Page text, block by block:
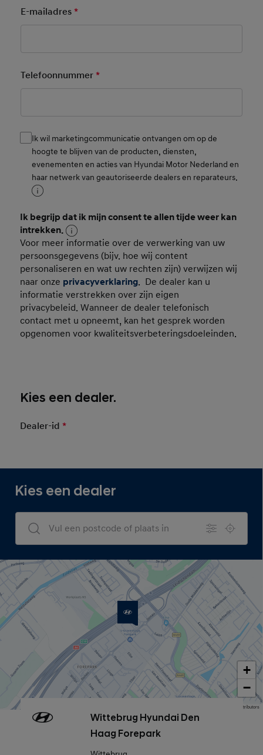
E-mailadres *Mandatory Field
Telefoonnummer *Mandatory Field
Consent
Ik wil marketingcommunicatie ontvangen om op de
hoogte te blijven van de producten, diensten,
evenementen en acties van Hyundai Motor Nederland en
haar netwerk van geautoriseerde dealers en reparateurs.
Consent Persoonsgegevens
Ik begrijp dat ik mijn consent te allen tijde weer kan
intrekken.
Voor meer informatie over de verwerking van uw
persoonsgegevens (bijv. hoe wij content
personaliseren en wat uw rechten zijn) verwijzen wij
naar onze privacyverklaring. De dealer kan u
informatie verstrekken over zijn eigen
privacybeleid. Wanneer de dealer telefonisch
contact met u opneemt, kan het gesprek worden
opgenomen voor kwaliteitsverbeteringsdoeleinden.
Kies een dealer.
Dealer-id*
+
−
Map data © OpenStreetMap contributors
Kies een dealer
Dealers Search
Wittebrug Hyundai Den
Haag Forepark